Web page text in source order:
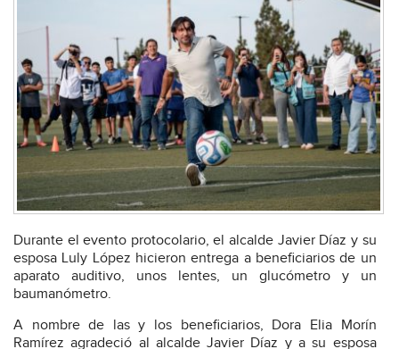
Durante el evento protocolario, el alcalde Javier Díaz y su
esposa Luly López hicieron entrega a beneficiarios de un
aparato auditivo, unos lentes, un glucómetro y un
baumanómetro.
A nombre de las y los beneficiarios, Dora Elia Morín
Ramírez agradeció al alcalde Javier Díaz y a su esposa